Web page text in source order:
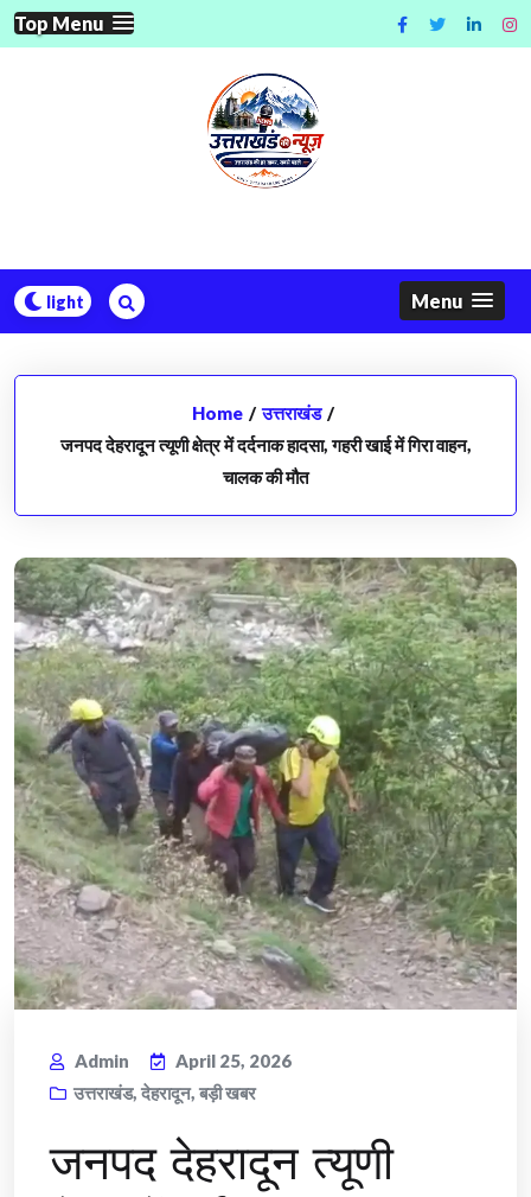
Skip
to
Top Menu
Menu
Home / उत्तराखंड /
जनपद देहरादून त्यूणी क्षेत्र में दर्दनाक हादसा, गहरी खाई में गिरा वाहन,
चालक की मौत
Admin
April 25, 2026
उत्तराखंड, देहरादून, बड़ी खबर
जनपद देहरादून त्यूणी